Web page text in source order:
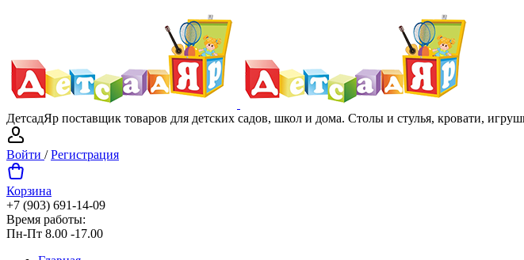
ДетсадЯр поставщик товаров для детских садов, школ и дома. Столы и стулья, кровати,
Войти /Регистрация
Корзина
+7 (903) 691-14-09
Время работы:
Пн-Пт 8.00 -17.00